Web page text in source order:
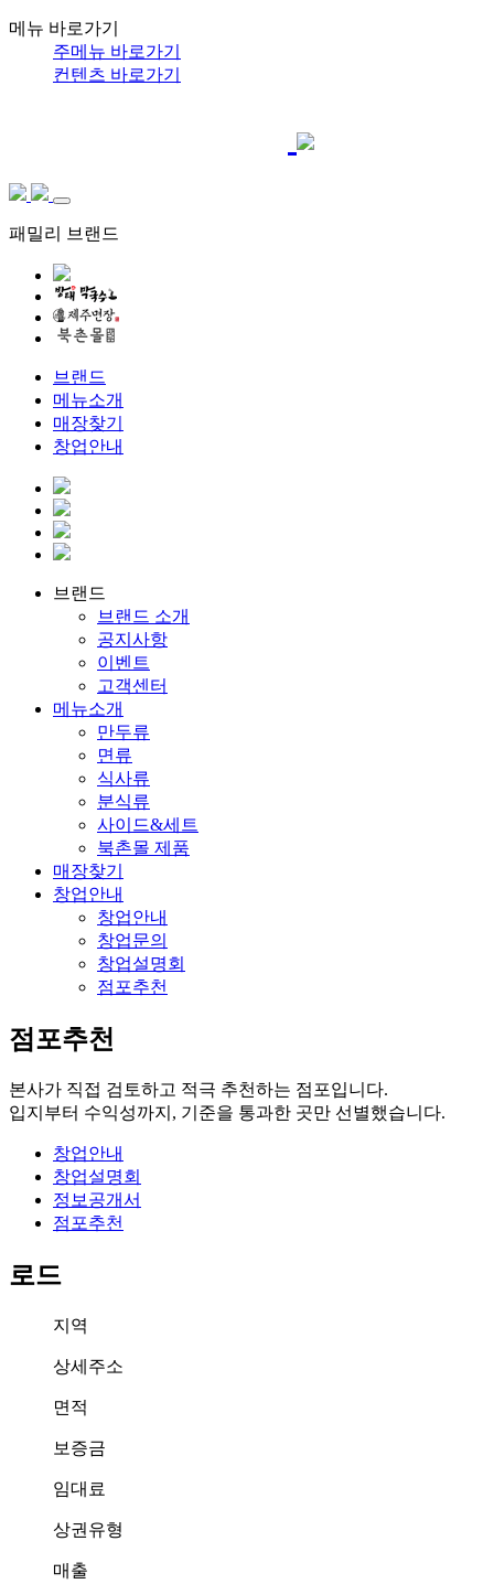
메뉴 바로가기
주메뉴 바로가기
컨텐츠 바로가기
패밀리 브랜드
브랜드
메뉴소개
매장찾기
창업안내
브랜드
브랜드 소개
공지사항
이벤트
고객센터
메뉴소개
만두류
면류
식사류
분식류
사이드&세트
북촌몰 제품
매장찾기
창업안내
창업안내
창업문의
창업설명회
점포추천
점포추천
본사가 직접 검토하고 적극 추천하는 점포입니다.
입지부터 수익성까지, 기준을 통과한 곳만 선별했습니다.
창업안내
창업설명회
정보공개서
점포추천
로드
지역
상세주소
면적
보증금
임대료
상권유형
매출